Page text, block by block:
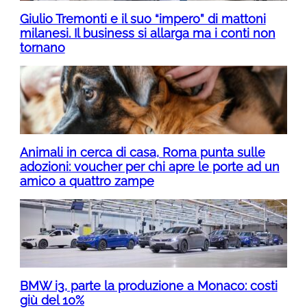
Giulio Tremonti e il suo “impero” di mattoni
milanesi. Il business si allarga ma i conti non
tornano
Animali in cerca di casa, Roma punta sulle
adozioni: voucher per chi apre le porte ad un
amico a quattro zampe
BMW i3, parte la produzione a Monaco: costi
giù del 10%